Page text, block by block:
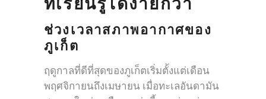
ช่วงเวลาสภาพอากาศของ
ภูเก็ต
ฤดูกาลที่ดีที่สุดของภูเก็ตเริ่มตั้งแต่เดือน
พฤศจิกายนถึงเมษายน เมื่อทะเลอันดามัน